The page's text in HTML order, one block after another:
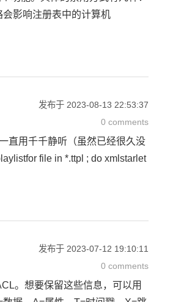
影响注册表中的计算机
发布于 2023-08-13 22:53:37
0 comments
直用千千静听（虽然已经很久没
file in *.ttpl ; do xmlstarlet
发布于 2023-07-12 19:10:11
0 comments
。想要保留这些信息，可以用